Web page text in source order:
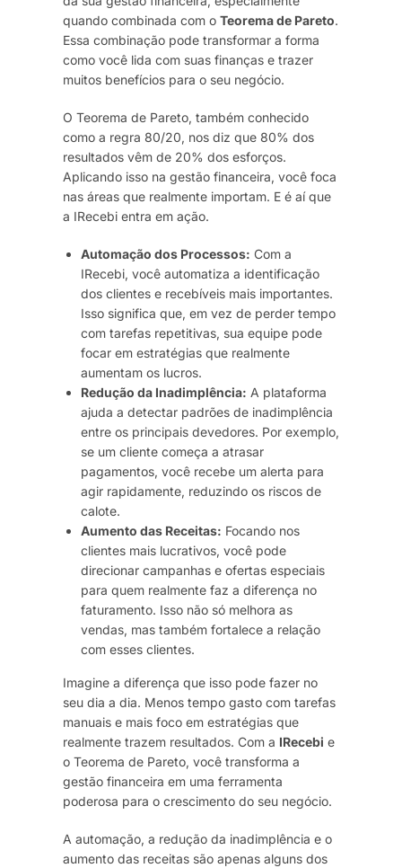
quando combinada com o Teorema de Pareto.
Essa combinação pode transformar a forma
como você lida com suas finanças e trazer
muitos benefícios para o seu negócio.
O Teorema de Pareto, também conhecido
como a regra 80/20, nos diz que 80% dos
resultados vêm de 20% dos esforços.
Aplicando isso na gestão financeira, você foca
nas áreas que realmente importam. E é aí que
a IRecebi entra em ação.
Automação dos Processos: Com a
IRecebi, você automatiza a identificação
dos clientes e recebíveis mais importantes.
Isso significa que, em vez de perder tempo
com tarefas repetitivas, sua equipe pode
focar em estratégias que realmente
aumentam os lucros.
Redução da Inadimplência: A plataforma
ajuda a detectar padrões de inadimplência
entre os principais devedores. Por exemplo,
se um cliente começa a atrasar
pagamentos, você recebe um alerta para
agir rapidamente, reduzindo os riscos de
calote.
Aumento das Receitas: Focando nos
clientes mais lucrativos, você pode
direcionar campanhas e ofertas especiais
para quem realmente faz a diferença no
faturamento. Isso não só melhora as
vendas, mas também fortalece a relação
com esses clientes.
Imagine a diferença que isso pode fazer no
seu dia a dia. Menos tempo gasto com tarefas
manuais e mais foco em estratégias que
realmente trazem resultados. Com a IRecebi e
o Teorema de Pareto, você transforma a
gestão financeira em uma ferramenta
poderosa para o crescimento do seu negócio.
A automação, a redução da inadimplência e o
aumento das receitas são apenas alguns dos